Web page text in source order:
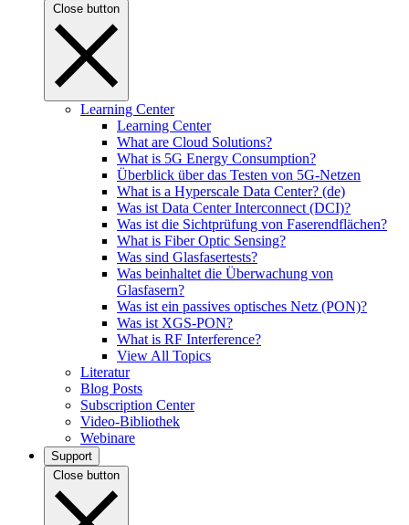
Close button
Learning Center
Learning Center
What are Cloud Solutions?
What is 5G Energy Consumption?
Überblick über das Testen von 5G-Netzen
What is a Hyperscale Data Center? (de)
Was ist Data Center Interconnect (DCI)?
Was ist die Sichtprüfung von Faserendflächen?
What is Fiber Optic Sensing?
Was sind Glasfasertests?
Was beinhaltet die Überwachung von
Glasfasern?
Was ist ein passives optisches Netz (PON)?
Was ist XGS-PON?
What is RF Interference?
View All Topics
Literatur
Blog Posts
Subscription Center
Video-Bibliothek
Webinare
Support
Close button